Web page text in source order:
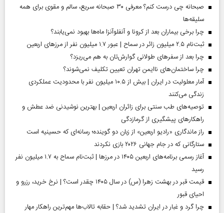
صبحانه چی درست کنم؟ معرفی ۳۰ صبحانه سریع، سالم و مقوی برای همه
سلیقه‌ها
چرا برخی بیماران بعد از کرونا و آنفلوآنزا ماه‌ها بهبود نمی‌یابند؟
ثبت‌نام ۲.۵ میلیون زائر در سماح | عبور ۱.۷ میلیون نفر از مرز‌های اربعین
چرا بعد از سفرهای طولانی گوارش‌تان به هم می‌ریزد؟
چرا ساختمان‌های ناایمن تهران تعیین تکلیف نمی‌شوند؟
آمار معلولیت در ایران | بیش از ۱۰.۵ میلیون نفر با محدودیت عملکردی
زندگی می‌کنند
توصیه‌های طب سنتی برای زائران اربعین | بهترین نوشیدنی ضد عطش و
راهکارهای پیشگیری از گرمازدگی
راز ماندگاری «رادیو اربعین» از زبان دو گوینده؛ رسانه‌ای که حسینیه است
ستارگانی که در جام جهانی ۲۰۲۶ بازی نکردند
آغاز رسمی برنامه‌های اربعین ۱۴۰۵ در مرز‌ها | ثبت‌نام سماح به ۱.۷ میلیون نفر
رسید
قیمت قبر در بهشت زهرا (س) در سال ۱۴۰۵ چقدر است؟ | نرخ خرید، رزرو و
احیای قبور
چرا گرد و غبار در ایران تشدید شد؟ | حقابه تالاب‌ها مهم‌ترین راهکار مهار